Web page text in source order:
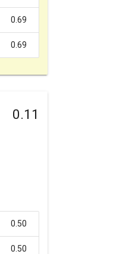
0.69
0.69
0.11
0.50
0.50